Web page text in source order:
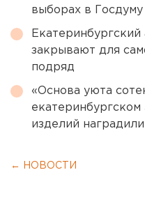
выборах в Госдуму
закрывают для
подряд
«Основа уюта
изделий
← НОВОСТИ